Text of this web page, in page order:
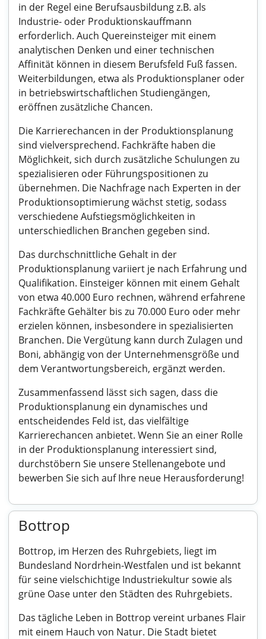
in der Regel eine Berufsausbildung z.B. als
Industrie- oder Produktionskauffmann
erforderlich. Auch Quereinsteiger mit einem
analytischen Denken und einer technischen
Affinität können in diesem Berufsfeld Fuß fassen.
Weiterbildungen, etwa als Produktionsplaner oder
in betriebswirtschaftlichen Studiengängen,
eröffnen zusätzliche Chancen.
Die Karrierechancen in der Produktionsplanung
sind vielversprechend. Fachkräfte haben die
Möglichkeit, sich durch zusätzliche Schulungen zu
spezialisieren oder Führungspositionen zu
übernehmen. Die Nachfrage nach Experten in der
Produktionsoptimierung wächst stetig, sodass
verschiedene Aufstiegsmöglichkeiten in
unterschiedlichen Branchen gegeben sind.
Das durchschnittliche Gehalt in der
Produktionsplanung variiert je nach Erfahrung und
Qualifikation. Einsteiger können mit einem Gehalt
von etwa 40.000 Euro rechnen, während erfahrene
Fachkräfte Gehälter bis zu 70.000 Euro oder mehr
erzielen können, insbesondere in spezialisierten
Branchen. Die Vergütung kann durch Zulagen und
Boni, abhängig von der Unternehmensgröße und
dem Verantwortungsbereich, ergänzt werden.
Zusammenfassend lässt sich sagen, dass die
Produktionsplanung ein dynamisches und
entscheidendes Feld ist, das vielfältige
Karrierechancen anbietet. Wenn Sie an einer Rolle
in der Produktionsplanung interessiert sind,
durchstöbern Sie unsere Stellenangebote und
bewerben Sie sich auf Ihre neue Herausforderung!
Bottrop
Bottrop, im Herzen des Ruhrgebiets, liegt im
Bundesland Nordrhein-Westfalen und ist bekannt
für seine vielschichtige Industriekultur sowie als
grüne Oase unter den Städten des Ruhrgebiets.
Das tägliche Leben in Bottrop vereint urbanes Flair
mit einem Hauch von Natur. Die Stadt bietet